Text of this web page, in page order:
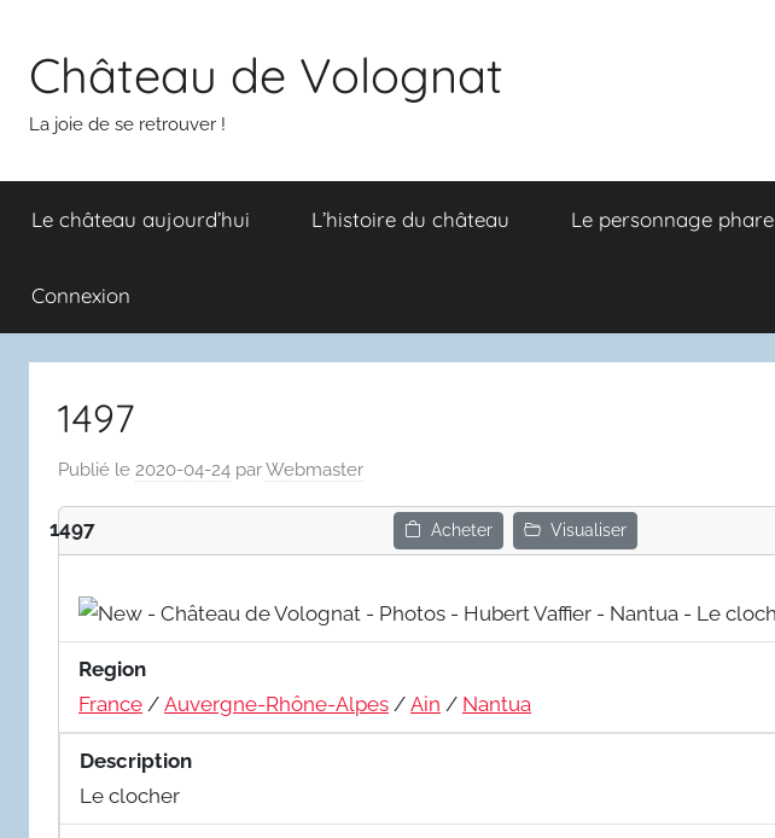
contenuChâteau de Volognat
La joie de se retrouver !
Le château aujourd’hui L’histoire du château Le personnage phare
Connexion
1497
Publié le 2020-04-24 parWebmaster
1497 Acheter Visualiser
Region
France / Auvergne-Rhône-Alpes / Ain / Nantua
Description
Le clocher